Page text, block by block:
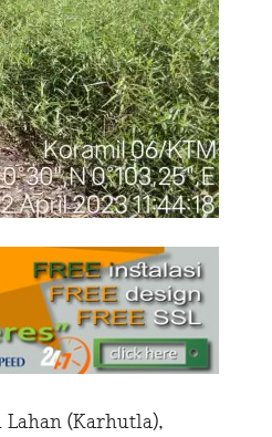
(Karhutla),